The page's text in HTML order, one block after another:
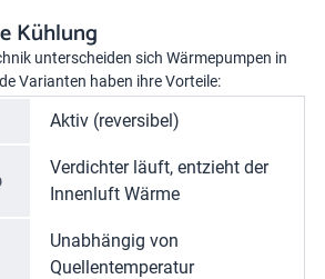
Kühlung
unterscheiden sich Wärmepumpen in
Varianten haben ihre Vorteile:
Aktiv (reversibel)
Verdichter läuft, entzieht der
Innenluft Wärme
Unabhängig von
Quellentemperatur